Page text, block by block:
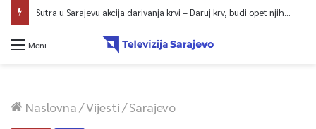
Sutra u Sarajevu akcija darivanja krvi – Daruj krv, budi opet njihov heroj
Meni
Naslovna/Vijesti/Sarajevo